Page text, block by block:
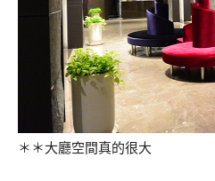
＊＊大廳空間真的很大